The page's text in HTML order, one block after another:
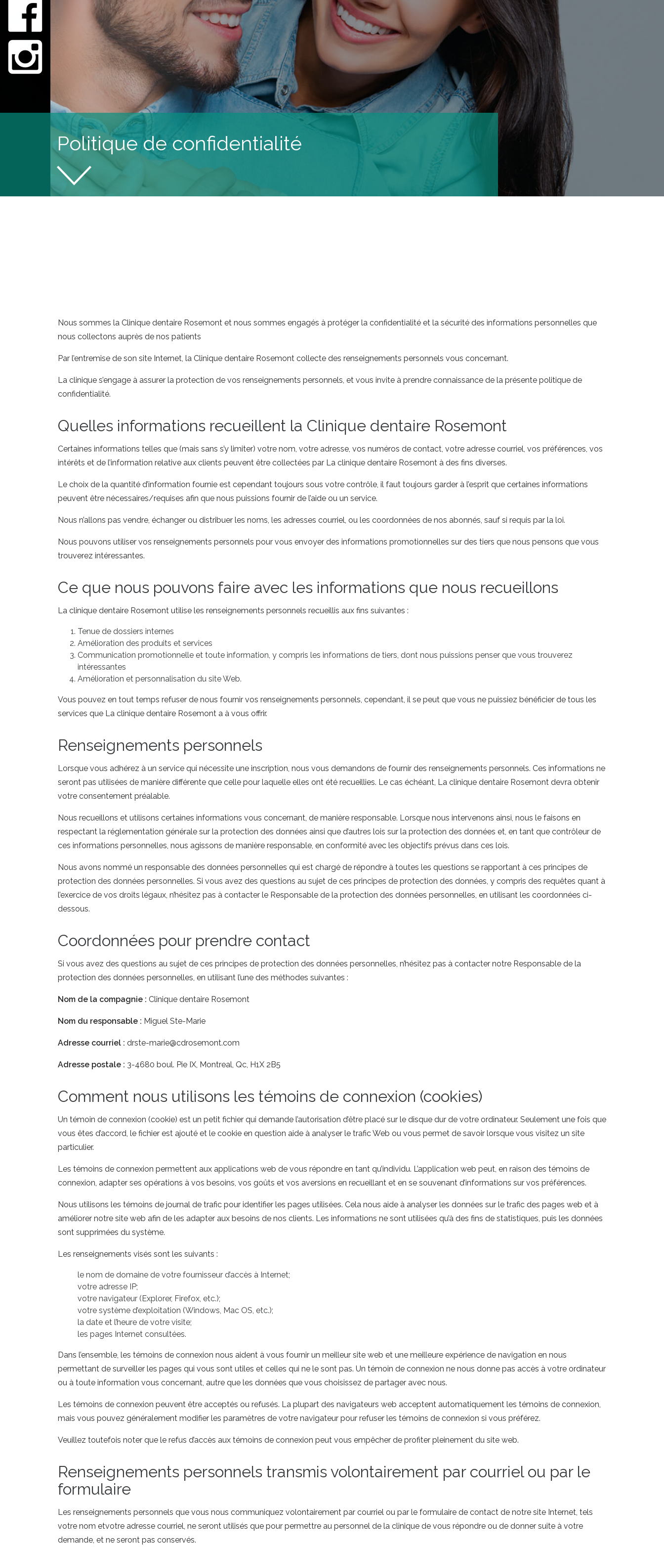
Politique de confidentialité
Nous sommes la Clinique dentaire Rosemont et nous sommes engagés à protéger la confidentialité et la sécurité des informations personnelles que
nous collectons auprès de nos patients
Par l’entremise de son site Internet, la Clinique dentaire Rosemont collecte des renseignements personnels vous concernant.
La clinique s’engage à assurer la protection de vos renseignements personnels, et vous invite à prendre connaissance de la présente politique de
confidentialité.
Quelles informations recueillent la Clinique dentaire Rosemont
Certaines informations telles que (mais sans s’y limiter) votre nom, votre adresse, vos numéros de contact, votre adresse courriel, vos préférences, vos
intérêts et de l’information relative aux clients peuvent être collectées par La clinique dentaire Rosemont à des fins diverses.
Le choix de la quantité d’information fournie est cependant toujours sous votre contrôle, il faut toujours garder à l’esprit que certaines informations
peuvent être nécessaires/requises afin que nous puissions fournir de l’aide ou un service.
Nous n’allons pas vendre, échanger ou distribuer les noms, les adresses courriel, ou les coordonnées de nos abonnés, sauf si requis par la loi.
Nous pouvons utiliser vos renseignements personnels pour vous envoyer des informations promotionnelles sur des tiers que nous pensons que vous
trouverez intéressantes.
Ce que nous pouvons faire avec les informations que nous recueillons
La clinique dentaire Rosemont utilise les renseignements personnels recueillis aux fins suivantes :
Tenue de dossiers internes
Amélioration des produits et services
Communication promotionnelle et toute information, y compris les informations de tiers, dont nous puissions penser que vous trouverez
intéressantes
Amélioration et personnalisation du site Web.
Vous pouvez en tout temps refuser de nous fournir vos renseignements personnels, cependant, il se peut que vous ne puissiez bénéficier de tous les
services que La clinique dentaire Rosemont a à vous offrir.
Renseignements personnels
Lorsque vous adhérez à un service qui nécessite une inscription, nous vous demandons de fournir des renseignements personnels. Ces informations ne
seront pas utilisées de manière différente que celle pour laquelle elles ont été recueillies. Le cas échéant, La clinique dentaire Rosemont devra obtenir
votre consentement préalable.
Nous recueillons et utilisons certaines informations vous concernant, de manière responsable. Lorsque nous intervenons ainsi, nous le faisons en
respectant la réglementation générale sur la protection des données ainsi que d’autres lois sur la protection des données et, en tant que contrôleur de
ces informations personnelles, nous agissons de manière responsable, en conformité avec les objectifs prévus dans ces lois.
Nous avons nommé un responsable des données personnelles qui est chargé de répondre à toutes les questions se rapportant à ces principes de
protection des données personnelles. Si vous avez des questions au sujet de ces principes de protection des données, y compris des requêtes quant à
l’exercice de vos droits légaux, n’hésitez pas à contacter le Responsable de la protection des données personnelles, en utilisant les coordonnées ci-
dessous.
Coordonnées pour prendre contact
Si vous avez des questions au sujet de ces principes de protection des données personnelles, n’hésitez pas à contacter notre Responsable de la
protection des données personnelles, en utilisant l’une des méthodes suivantes :
Nom de la compagnie : Clinique dentaire Rosemont
Nom du responsable : Miguel Ste-Marie
Adresse courriel : drste-marie@cdrosemont.com
Adresse postale : 3-4680 boul. Pie IX, Montreal, Qc, H1X 2B5
Comment nous utilisons les témoins de connexion (cookies)
Un témoin de connexion (cookie) est un petit fichier qui demande l’autorisation d’être placé sur le disque dur de votre ordinateur. Seulement une fois que
vous êtes d’accord, le fichier est ajouté et le cookie en question aide à analyser le trafic Web ou vous permet de savoir lorsque vous visitez un site
particulier.
Les témoins de connexion permettent aux applications web de vous répondre en tant qu’individu. L’application web peut, en raison des témoins de
connexion, adapter ses opérations à vos besoins, vos goûts et vos aversions en recueillant et en se souvenant d’informations sur vos préférences.
Nous utilisons les témoins de journal de trafic pour identifier les pages utilisées. Cela nous aide à analyser les données sur le trafic des pages web et à
améliorer notre site web afin de les adapter aux besoins de nos clients. Les informations ne sont utilisées qu’à des fins de statistiques, puis les données
sont supprimées du système.
Les renseignements visés sont les suivants :
le nom de domaine de votre fournisseur d’accès à Internet;
votre adresse IP;
votre navigateur (Explorer, Firefox, etc.);
votre système d’exploitation (Windows, Mac OS, etc.);
la date et l’heure de votre visite;
les pages Internet consultées.
Dans l’ensemble, les témoins de connexion nous aident à vous fournir un meilleur site web et une meilleure expérience de navigation en nous
permettant de surveiller les pages qui vous sont utiles et celles qui ne le sont pas. Un témoin de connexion ne nous donne pas accès à votre ordinateur
ou à toute information vous concernant, autre que les données que vous choisissez de partager avec nous.
Les témoins de connexion peuvent être acceptés ou refusés. La plupart des navigateurs web acceptent automatiquement les témoins de connexion,
mais vous pouvez généralement modifier les paramètres de votre navigateur pour refuser les témoins de connexion si vous préférez.
Veuillez toutefois noter que le refus d’accès aux témoins de connexion peut vous empêcher de profiter pleinement du site web.
Renseignements personnels transmis volontairement par courriel ou par le
formulaire
Les renseignements personnels que vous nous communiquez volontairement par courriel ou par le formulaire de contact de notre site Internet, tels
votre nom etvotre adresse courriel, ne seront utilisés que pour permettre au personnel de la clinique de vous répondre ou de donner suite à votre
demande, et ne seront pas conservés.